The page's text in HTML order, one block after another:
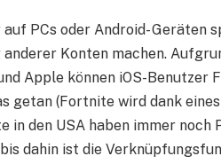
auf PCs oder Android- Geräten
Konten machen.
Apple können iOS-
getan (Fortnite wird dank
in den USA haben immer
dahin ist die